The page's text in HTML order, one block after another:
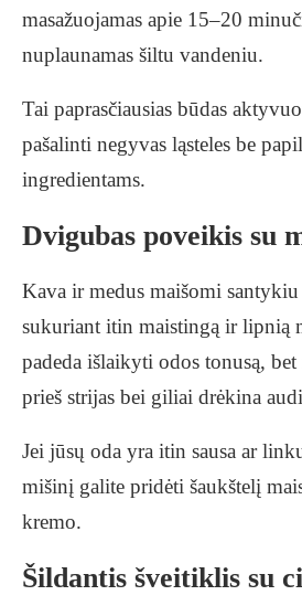
masažuojamas apie 15–20
nuplaunamas šiltu vandeniu.
Tai paprasčiausias būdas
pašalinti negyvas ląsteles be
ingredientams.
Dvigubas poveikis su
Kava ir medus maišomi
sukuriant itin maistingą ir lipnią
padeda išlaikyti odos tonusą,
prieš strijas bei giliai drėkina
Jei jūsų oda yra itin sausa ar
mišinį galite pridėti šaukštelį
kremo.
Šildantis šveitiklis su